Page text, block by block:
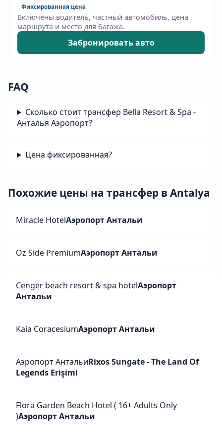
Фиксированная цена
Включены водитель, частный автомобиль, цена
маршрута и место для багажа.
Забронировать авто
FAQ
Сколько стоит трансфер Bella Resort & Spa -
Анталья Аэропорт?
Цена фиксированная?
Похожие цены на трансфер в Antalya
Miracle HotelАэропорт Антальи
Oz Side PremiumАэропорт Антальи
Cenger beach resort & spa hotelАэропорт
Антальи
Kaia CoracesiumАэропорт Антальи
Аэропорт АнтальиRixos Sungate - The Land Of
Legends Erişimi
Flora Garden Beach Hotel ( 16+ Adults Only
)Аэропорт Антальи